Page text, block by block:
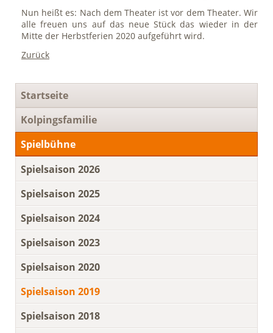
Nun heißt es: Nach dem Theater ist vor dem Theater. Wir
alle freuen uns auf das neue Stück das wieder in der
Mitte der Herbstferien 2020 aufgeführt wird.
Zurück
Navigation
überspringen
Startseite
Kolpingsfamilie
Spielbühne
Spielsaison 2026
Spielsaison 2025
Spielsaison 2024
Spielsaison 2023
Spielsaison 2020
Spielsaison 2019
Spielsaison 2018